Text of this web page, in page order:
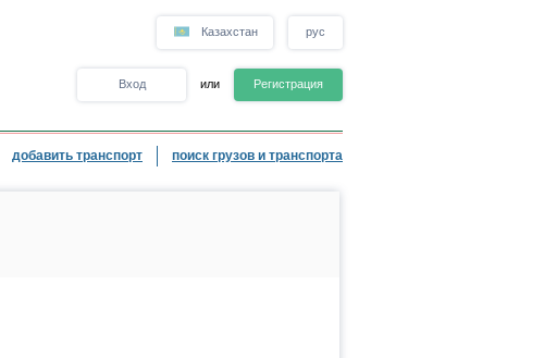
Казахстан рус
Вход или Регистрация
добавить транспорт поиск грузов и транспорта